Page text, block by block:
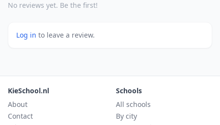
No reviews yet. Be the first!
Log in to leave a review.
KieSchool.nl
About
Contact
Schools
All schools
By city